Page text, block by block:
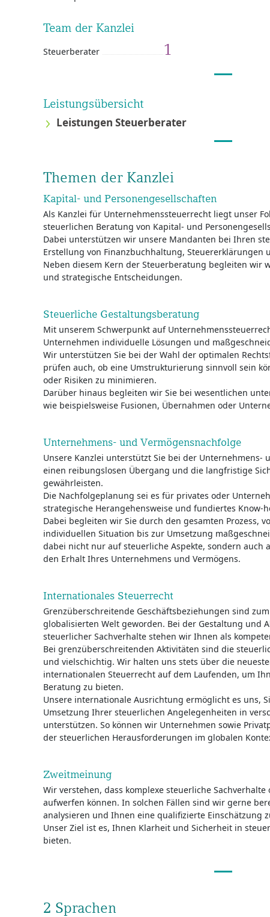
Team der Kanzlei
Steuerberater 1
Leistungsübersicht
Leistungen Steuerberater
Themen der Kanzlei
Kapital- und Personengesellschaften
Als Kanzlei für Unternehmenssteuerrecht liegt unser
steuerlichen Beratung von Kapital- und
Dabei unterstützen wir unsere Mandanten bei Ihren
Erstellung von Finanzbuchhaltung, Steuererklärungen
Neben diesem Kern der Steuerberatung begleiten wir
und strategische Entscheidungen.
Steuerliche Gestaltungsberatung
Mit unserem Schwerpunkt auf
Unternehmen individuelle Lösungen und
Wir unterstützen Sie bei der Wahl der optimalen
prüfen auch, ob eine Umstrukturierung sinnvoll sein
oder Risiken zu minimieren.
Darüber hinaus begleiten wir Sie bei wesentlichen
wie beispielsweise Fusionen, Übernahmen oder
Unternehmens- und Vermögensnachfolge
Unsere Kanzlei unterstützt Sie bei der Unternehmens-
einen reibungslosen Übergang und die langfristige
gewährleisten.
Die Nachfolgeplanung sei es für privates oder
strategische Herangehensweise und fundiertes Know-
Dabei begleiten wir Sie durch den gesamten Prozess,
individuellen Situation bis zur Umsetzung
dabei nicht nur auf steuerliche Aspekte, sondern
den Erhalt Ihres Unternehmens und Vermögens.
Internationales Steuerrecht
Grenzüberschreitende Geschäftsbeziehungen sind
globalisierten Welt geworden. Bei der Gestaltung und
steuerlicher Sachverhalte stehen wir Ihnen als
Bei grenzüberschreitenden Aktivitäten sind die
und vielschichtig. Wir halten uns stets über die
internationalen Steuerrecht auf dem Laufenden, um
Beratung zu bieten.
Unsere internationale Ausrichtung ermöglicht es uns,
Umsetzung Ihrer steuerlichen Angelegenheiten in
unterstützen. So können wir Unternehmen sowie
der steuerlichen Herausforderungen im globalen
Zweitmeinung
Wir verstehen, dass komplexe steuerliche
aufwerfen können. In solchen Fällen sind wir gerne
analysieren und Ihnen eine qualifizierte Einschätzung
Unser Ziel ist es, Ihnen Klarheit und Sicherheit in
bieten.
2 Sprachen